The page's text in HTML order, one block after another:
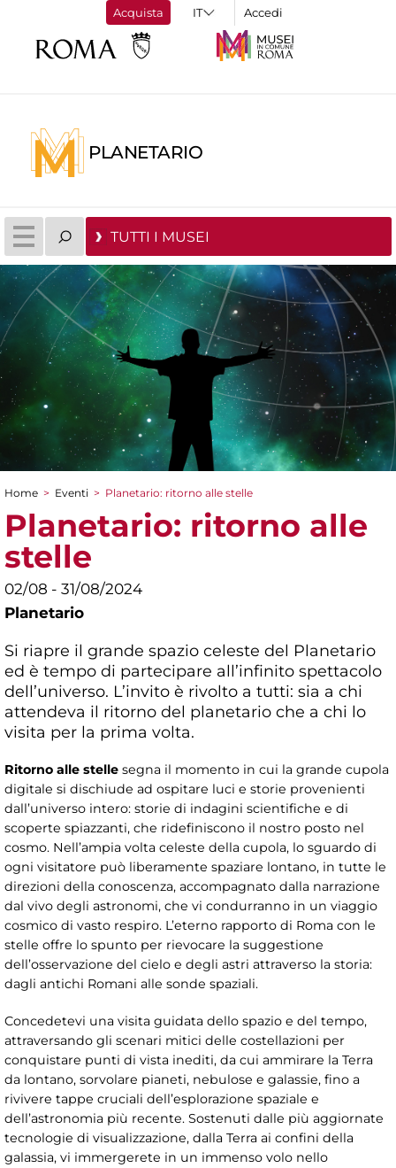
Acquista Accedi
PLANETARIO
TUTTI I MUSEI
Tu sei qui
Home > Eventi > Planetario: ritorno alle stelle
Planetario: ritorno alle
stelle
02/08 - 31/08/2024
Planetario
Si riapre il grande spazio celeste del Planetario
ed è tempo di partecipare all’infinito spettacolo
dell’universo. L’invito è rivolto a tutti: sia a chi
attendeva il ritorno del planetario che a chi lo
visita per la prima volta.
Ritorno alle stelle segna il momento in cui la grande cupola
digitale si dischiude ad ospitare luci e storie provenienti
dall’universo intero: storie di indagini scientifiche e di
scoperte spiazzanti, che ridefiniscono il nostro posto nel
cosmo. Nell’ampia volta celeste della cupola, lo sguardo di
ogni visitatore può liberamente spaziare lontano, in tutte le
direzioni della conoscenza, accompagnato dalla narrazione
dal vivo degli astronomi, che vi condurranno in un viaggio
cosmico di vasto respiro. L’eterno rapporto di Roma con le
stelle offre lo spunto per rievocare la suggestione
dell’osservazione del cielo e degli astri attraverso la storia:
dagli antichi Romani alle sonde spaziali.
Concedetevi una visita guidata dello spazio e del tempo,
attraversando gli scenari mitici delle costellazioni per
conquistare punti di vista inediti, da cui ammirare la Terra
da lontano, sorvolare pianeti, nebulose e galassie, fino a
rivivere tappe cruciali dell’esplorazione spaziale e
dell’astronomia più recente. Sostenuti dalle più aggiornate
tecnologie di visualizzazione, dalla Terra ai confini della
galassia, vi immergerete in un immenso volo nello